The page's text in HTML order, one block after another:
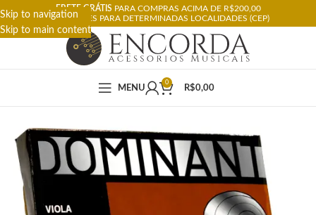
Skip to navigation
Skip to main content
FRETE GRÁTIS PARA COMPRAS ACIMA DE R$200,00
RESTRIÇÕES PARA DETERMINADAS LOCALIDADES (CEP)
MENU
0
R$0,00